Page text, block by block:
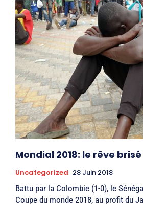
Mondial 2018: le rêve
Uncategorized 28 Juin 2018
Battu par la Colombie (1-0), le
Coupe du monde 2018, au profit du